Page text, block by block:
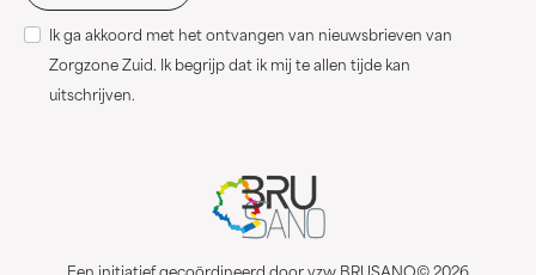
Ik ga akkoord met het ontvangen van nieuwsbrieven van
Zorgzone Zuid. Ik begrijp dat ik mij te allen tijde kan
uitschrijven.